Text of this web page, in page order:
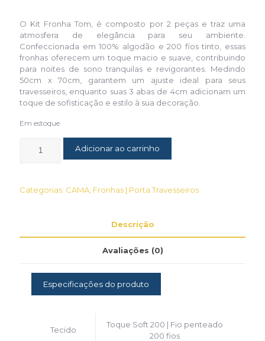
O Kit Fronha Tom, é composto por 2 peças e traz uma
atmosfera de elegância para seu ambiente.
Confeccionada em 100% algodão e 200 fios tinto, essas
fronhas oferecem um toque macio e suave, contribuindo
para noites de sono tranquilas e revigorantes. Medindo
50cm x 70cm, garantem um ajuste ideal para seus
travesseiros, enquanto suas 3 abas de 4cm adicionam um
toque de sofisticação e estilo à sua decoração.
Em estoque
Adicionar ao carrinho
Categorias: CAMA Fronhas | Porta Travesseiros
Descrição
Avaliações (0)
Especificações do produto
Tecido
Toque Soft 200 | Fio penteado
200 fios